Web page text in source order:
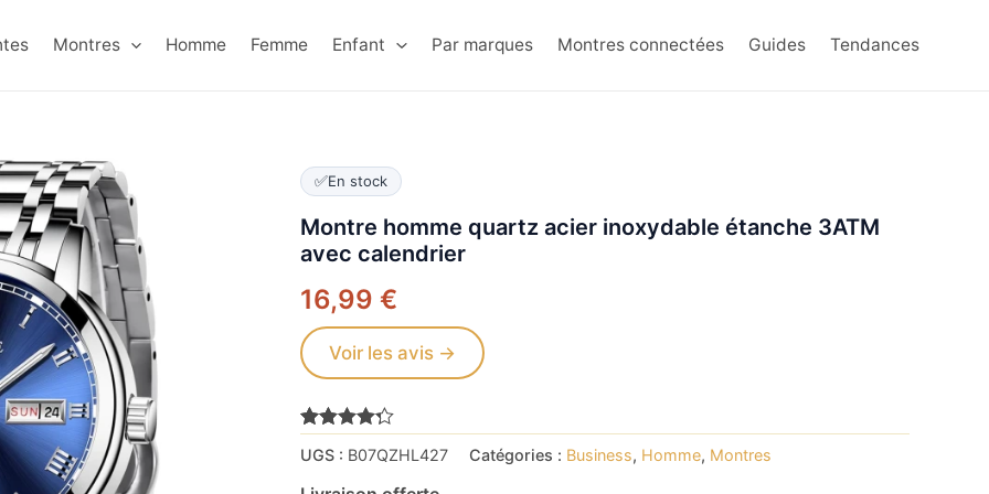
Montres Homme Femme Enfant Par marques Montres connectées Guides Tendances
✅En stock
Montre homme quartz acier inoxydable étanche 3ATM
avec calendrier
16,99 €
Voir les avis →
sur 5
UGS : B07QZHL427 Catégories : Business, Homme, Montres